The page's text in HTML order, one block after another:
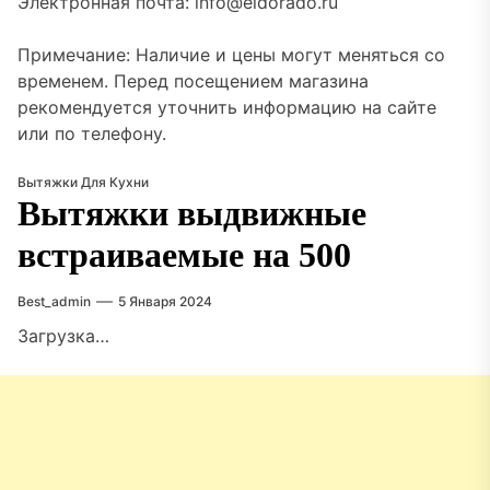
Примечание: Наличие и цены могут меняться со
временем. Перед посещением магазина
рекомендуется уточнить информацию на сайте
или по телефону.
Вытяжки Для Кухни
Вытяжки выдвижные
встраиваемые на 500
Best_admin 5 Января 2024
Загрузка…